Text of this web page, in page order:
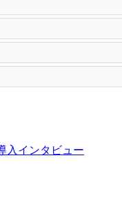
入インタビュー